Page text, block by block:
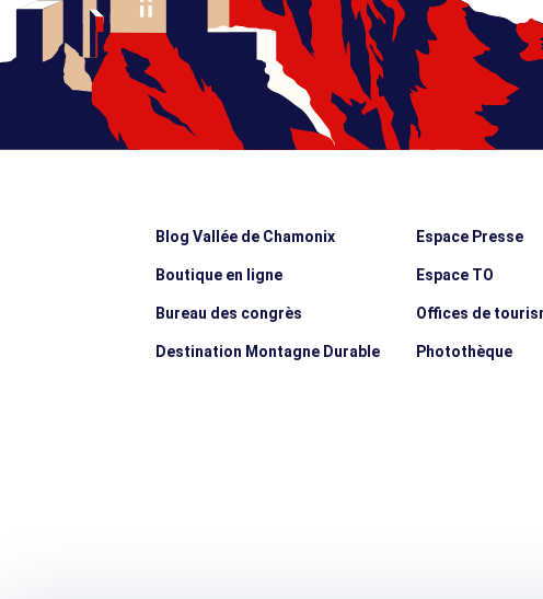
Blog Vallée de Chamonix
Boutique en ligne
Bureau des congrès
Destination Montagne Durable
Espace Presse
Espace TO
Offices de
Photothèque